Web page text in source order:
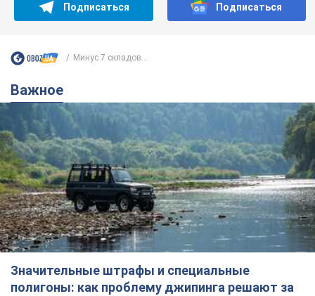
Подписаться Подписаться
Минус 7 складов...
Важное
Значительные штрафы и специальные
полигоны: как проблему джипинга решают за